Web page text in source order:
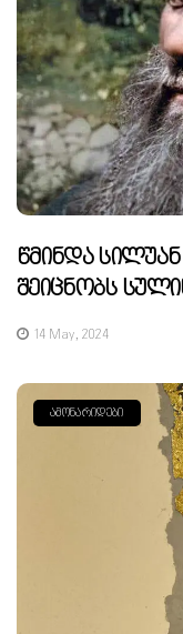
Წმინდა
Შეიცნობს
14 May, 2024
ᲐᲛᲝᲜᲐᲠᲘᲓᲔᲑᲘ